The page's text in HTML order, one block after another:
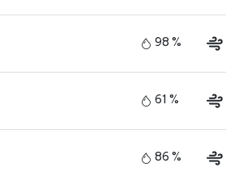
98 %
61 %
86 %